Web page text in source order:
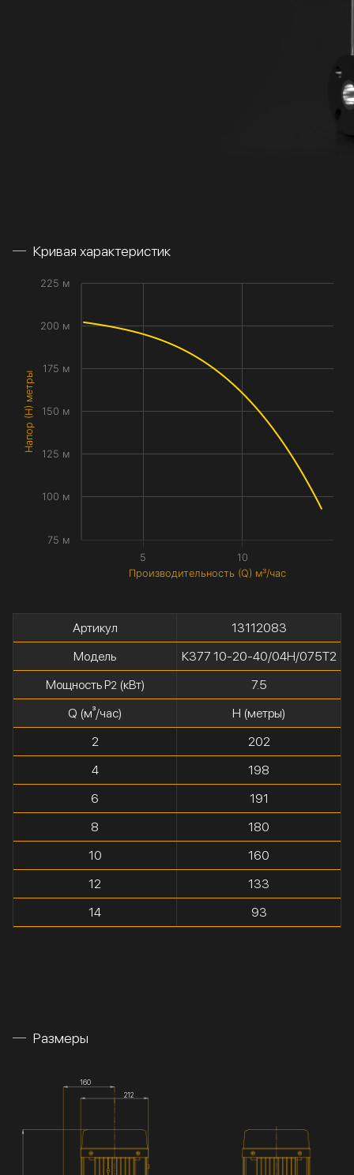
Кривая характеристик
Производительность (Q) м³/час
Напор (H) метры
10
5
75 м
100 м
125 м
150 м
175 м
200 м
225 м
Артикул
13112083
Модель
К377 10-20-40/04Н/075Т2
Мощность P2(кВт)
7.5
Q (м³/час)
H (метры)
2
202
4
198
6
191
8
180
10
160
12
133
14
93
Размеры
160
212